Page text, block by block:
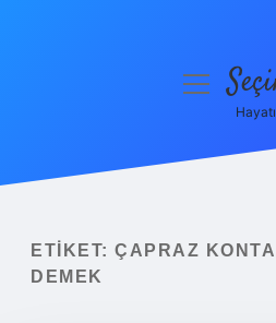
Yasal Uyarı
menüyü
ETIKET: ÇAPRAZ
DEMEK